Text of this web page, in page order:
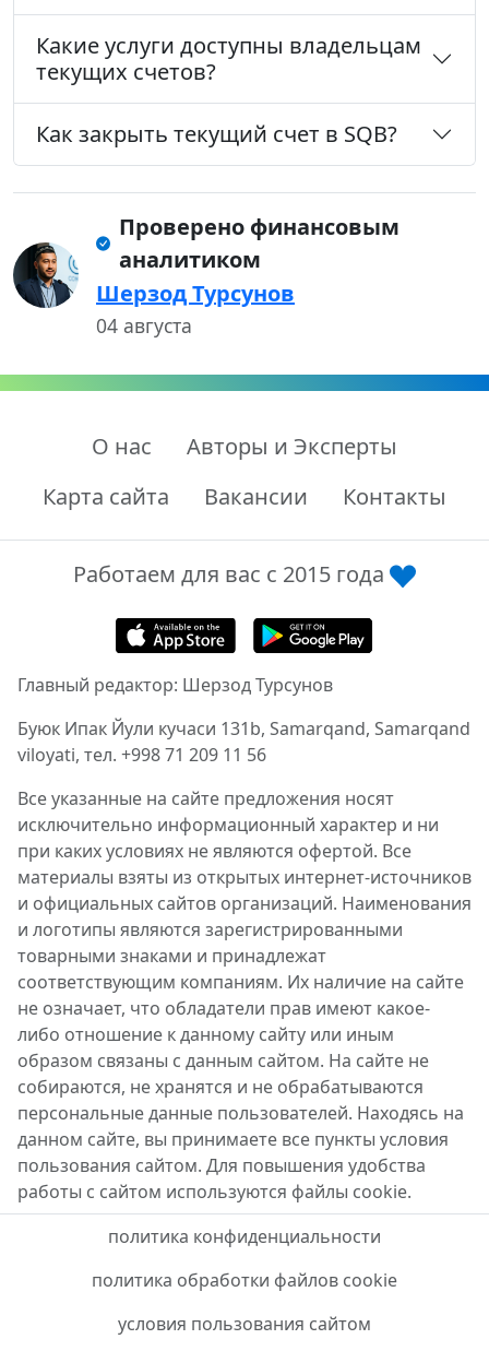
Какие услуги доступны владельцам
текущих счетов?
Как закрыть текущий счет в SQB?
Проверено финансовым
аналитиком
Шерзод Турсунов
04 августа
О нас
Авторы и Эксперты
Карта сайта
Вакансии Контакты
Работаем для вас с 2015 года
Главный редактор: Шерзод Турсунов
Буюк Ипак Йули кучаси 131b, Samarqand, Samarqand
viloyati, тел. +998 71 209 11 56
Все указанные на сайте предложения носят
исключительно информационный характер и ни
при каких условиях не являются офертой. Все
материалы взяты из открытых интернет-источников
и официальных сайтов организаций. Наименования
и логотипы являются зарегистрированными
товарными знаками и принадлежат
соответствующим компаниям. Их наличие на сайте
не означает, что обладатели прав имеют какое-
либо отношение к данному сайту или иным
образом связаны с данным сайтом. На сайте не
собираются, не хранятся и не обрабатываются
персональные данные пользователей. Находясь на
данном сайте, вы принимаете все пункты условия
пользования сайтом. Для повышения удобства
работы с сайтом используются файлы cookie.
политика конфиденциальности
политика обработки файлов cookie
условия пользования сайтом